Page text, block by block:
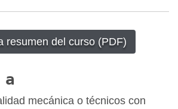
resumen del curso (PDF)
mecánica o técnicos con